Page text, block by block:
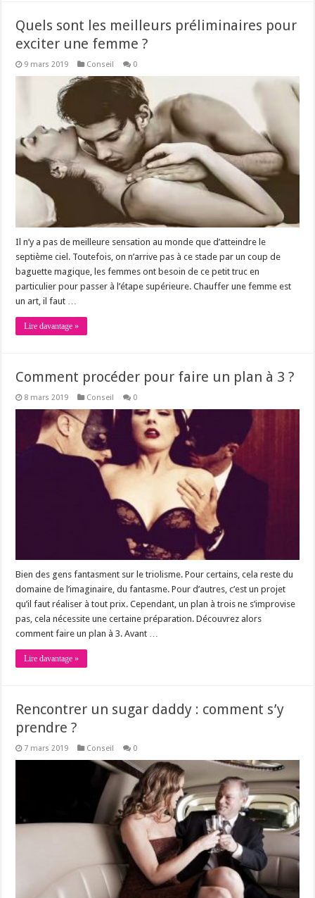
Quels sont les meilleurs préliminaires pour
exciter une femme ?
9 mars 2019 Conseil 0
Il n’y a pas de meilleure sensation au monde que d’atteindre le
septième ciel. Toutefois, on n’arrive pas à ce stade par un coup de
baguette magique, les femmes ont besoin de ce petit truc en
particulier pour passer à l’étape supérieure. Chauffer une femme est
un art, il faut …
Lire davantage »
Comment procéder pour faire un plan à 3 ?
8 mars 2019 Conseil 0
Bien des gens fantasment sur le triolisme. Pour certains, cela reste du
domaine de l’imaginaire, du fantasme. Pour d’autres, c’est un projet
qu’il faut réaliser à tout prix. Cependant, un plan à trois ne s’improvise
pas, cela nécessite une certaine préparation. Découvrez alors
comment faire un plan à 3. Avant …
Lire davantage »
Rencontrer un sugar daddy : comment s’y
prendre ?
7 mars 2019 Conseil 0